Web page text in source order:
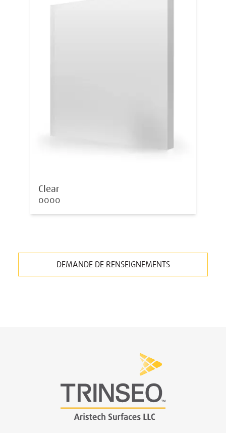
Clear
0000
DEMANDE DE RENSEIGNEMENTS